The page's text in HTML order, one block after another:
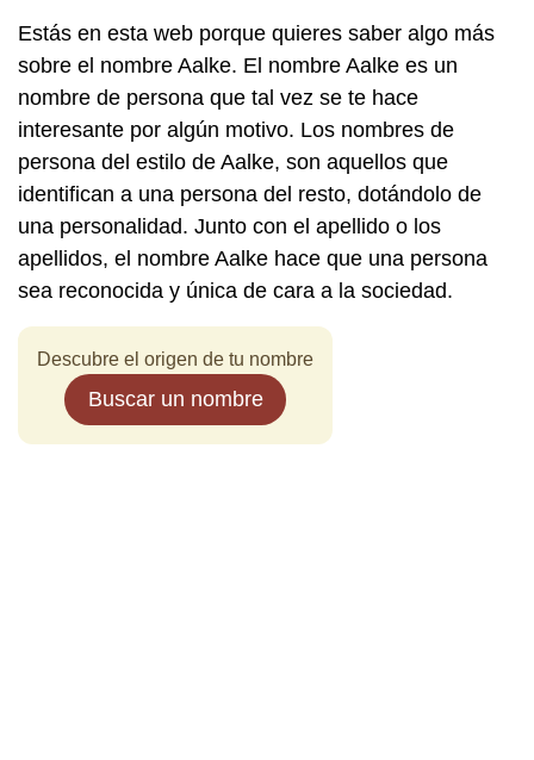
Estás en esta web porque quieres saber algo más
sobre el nombre Aalke. El nombre Aalke es un
nombre de persona que tal vez se te hace
interesante por algún motivo. Los nombres de
persona del estilo de Aalke, son aquellos que
identifican a una persona del resto, dotándolo de
una personalidad. Junto con el apellido o los
apellidos, el nombre Aalke hace que una persona
sea reconocida y única de cara a la sociedad.
Descubre el origen de tu nombre
Buscar un nombre